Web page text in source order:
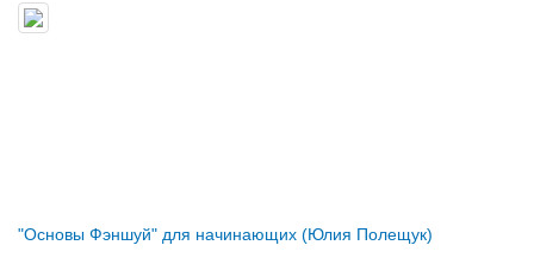
"Основы Фэншуй" для начинающих (Юлия Полещук)